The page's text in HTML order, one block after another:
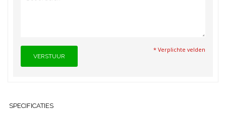
* Verplichte velden
VERSTUUR
SPECIFICATIES